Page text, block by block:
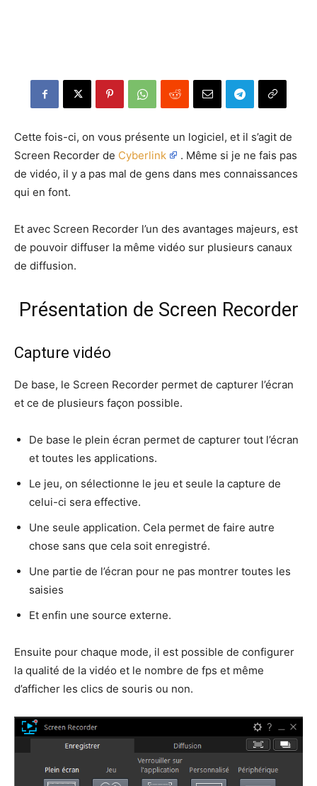
Cette fois-ci, on vous présente un logiciel, et il s’agit de
Screen Recorder de Cyberlink
. Même si je ne fais pas
de vidéo, il y a pas mal de gens dans mes connaissances
qui en font.
Et avec Screen Recorder l’un des avantages majeurs, est
de pouvoir diffuser la même vidéo sur plusieurs canaux
de diffusion.
Présentation de Screen Recorder
Capture vidéo
De base, le Screen Recorder permet de capturer l’écran
et ce de plusieurs façon possible.
De base le plein écran permet de capturer tout l’écran
et toutes les applications.
Le jeu, on sélectionne le jeu et seule la capture de
celui-ci sera effective.
Une seule application. Cela permet de faire autre
chose sans que cela soit enregistré.
Une partie de l’écran pour ne pas montrer toutes les
saisies
Et enfin une source externe.
Ensuite pour chaque mode, il est possible de configurer
la qualité de la vidéo et le nombre de fps et même
d’afficher les clics de souris ou non.